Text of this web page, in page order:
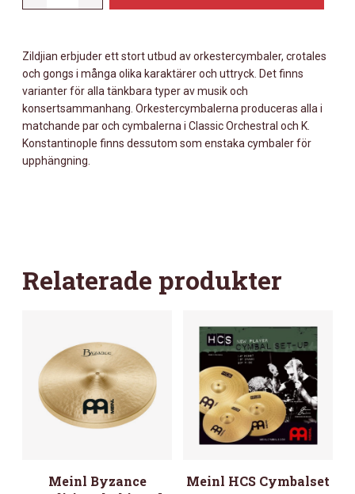
PR
MÄNGD
Zildjian erbjuder ett stort utbud av orkestercymbaler, crotales
och gongs i många olika karaktärer och uttryck. Det finns
varianter för alla tänkbara typer av musik och
konsertsammanhang. Orkestercymbalerna produceras alla i
matchande par och cymbalerna i Classic Orchestral och K.
Konstantinople finns dessutom som enstaka cymbaler för
upphängning.
Relaterade produkter
Meinl Byzance
Meinl HCS Cymbalset